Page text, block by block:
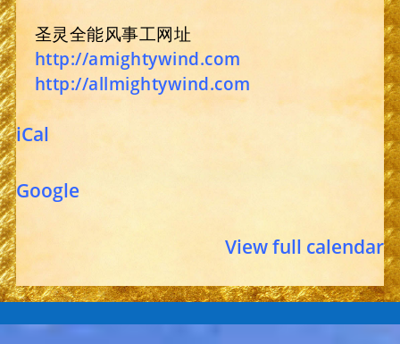
圣灵全能风事工网址
http://amightywind.com
http://allmightywind.com
iCal
Google
View full calendar